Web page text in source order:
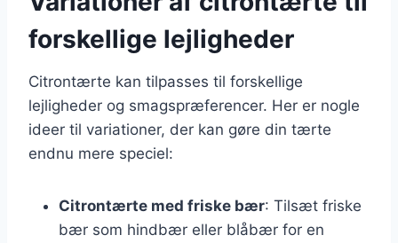
forskellige lejligheder
Citrontærte kan tilpasses til forskellige
lejligheder og smagspræferencer. Her er nogle
ideer til variationer, der kan gøre din tærte
endnu mere speciel:
Citrontærte med friske bær: Tilsæt friske
bær som hindbær eller blåbær for en